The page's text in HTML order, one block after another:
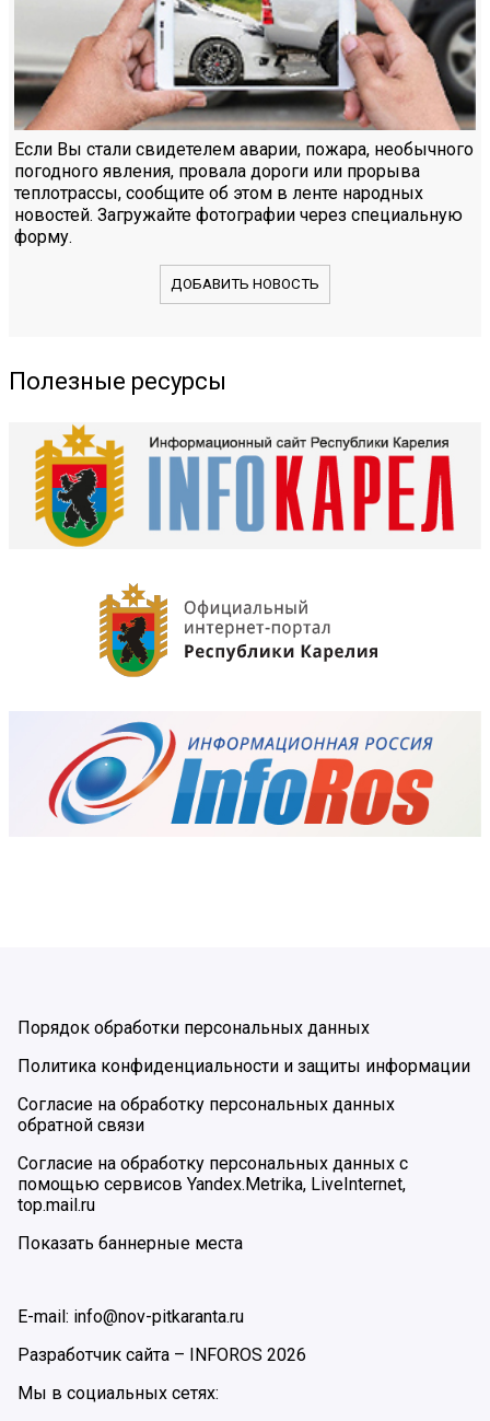
Если Вы стали свидетелем аварии, пожара, необычного
погодного явления, провала дороги или прорыва
теплотрассы, сообщите об этом в ленте народных
новостей. Загружайте фотографии через специальную
форму.
ДОБАВИТЬ НОВОСТЬ
Полезные ресурсы
Порядок обработки персональных данных
Политика конфиденциальности и защиты информации
Согласие на обработку персональных данных
обратной связи
Согласие на обработку персональных данных с
помощью сервисов Yandex.Metrika, LiveInternet,
top.mail.ru
Показать баннерные места
E-mail: info@nov-pitkaranta.ru
Разработчик сайта –
INFOROS 2026
Мы в социальных сетях: